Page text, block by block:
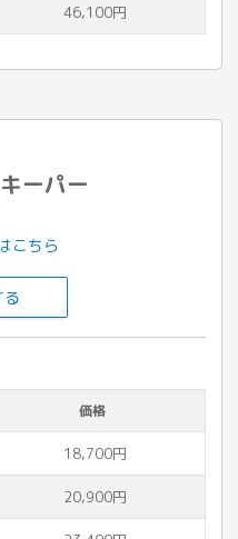
46,100円
ーパー
こちら
る
価格
18,700円
20,900円